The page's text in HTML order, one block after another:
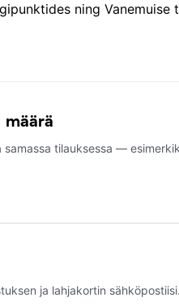
ning
määrä
samassa tilauksessa —
ja lahjakortin sähköpostiisi.